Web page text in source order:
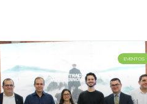
EVENTOS